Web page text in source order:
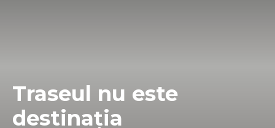
Traseul nu este
destinația